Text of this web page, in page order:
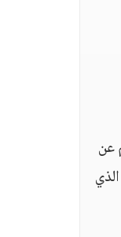
عن